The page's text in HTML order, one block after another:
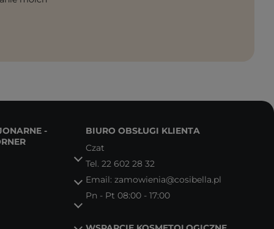
-
BIURO OBSŁUGI KLIENTA
Czat
Tel. 22 602 28 32
Email: zamowienia@cosibella.pl
Pn - Pt 08:00 - 17:00